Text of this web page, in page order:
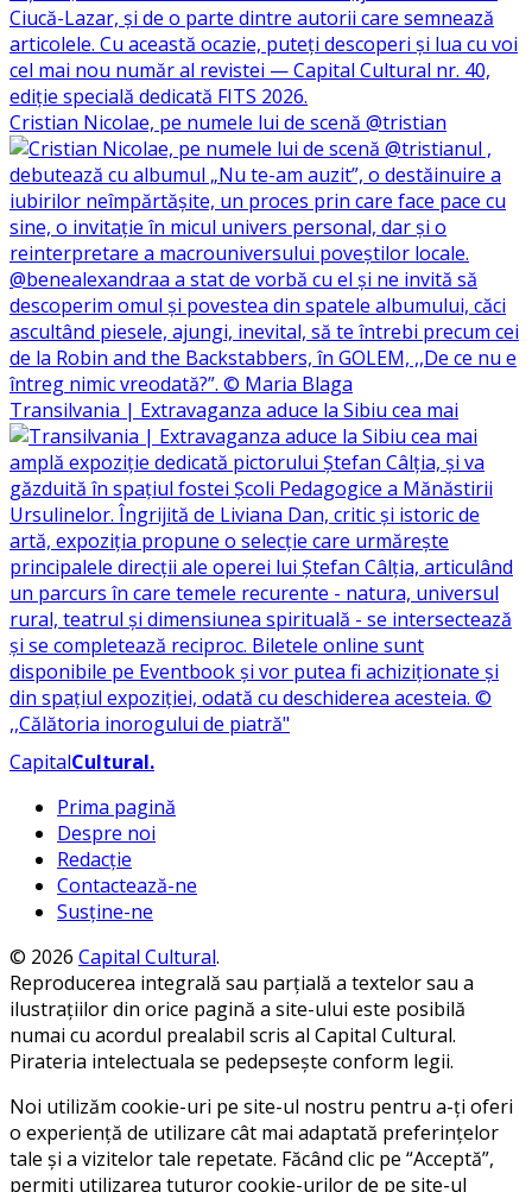
Cristian Nicolae, pe numele lui de scenă @tristian
Transilvania | Extravaganza aduce la Sibiu cea mai
CapitalCultural.
Prima pagină
Despre noi
Redacție
Contactează-ne
Susține-ne
© 2026 Capital Cultural.
Reproducerea integrală sau parțială a textelor sau a
ilustrațiilor din orice pagină a site-ului este posibilă
numai cu acordul prealabil scris al Capital Cultural.
Pirateria intelectuala se pedepsește conform legii.
Noi utilizăm cookie-uri pe site-ul nostru pentru a-ți oferi
o experiență de utilizare cât mai adaptată preferințelor
tale și a vizitelor tale repetate. Făcând clic pe “Acceptă”,
permiți utilizarea tuturor cookie-urilor de pe site-ul